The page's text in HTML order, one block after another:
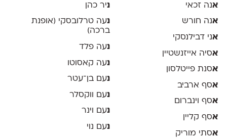
אנה זכאי
אנה חורש
אני דבילנסקי
אסיה אייזנשטיין
אסנת פייטלסון
אסף ארביב
אסף וינברום
אסף קליין
אסתי מוריק
ניר כהן
נעה טרלובסקי (אופנת
ברכה)
נעה פלד
נעה קאסוטו
נעם בן־עטר
נעם ווקסלר
נעם וינר
נעם נוי